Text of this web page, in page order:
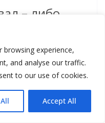
browsing experience,
and analyse our traffic.
to our use of cookies.
Accept All
– либо
А я
и